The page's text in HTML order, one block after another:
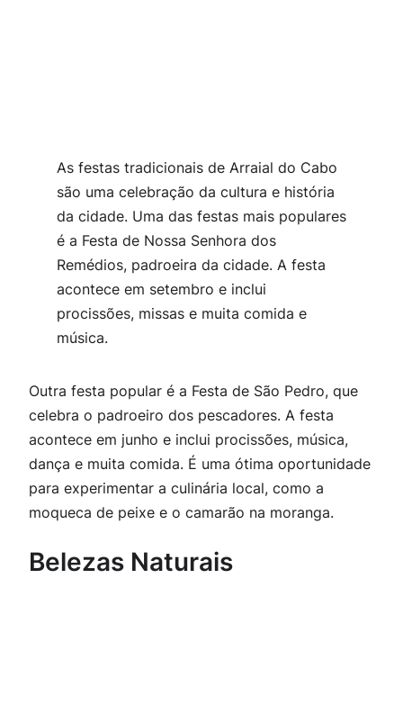
As festas tradicionais de Arraial do Cabo
são uma celebração da cultura e história
da cidade. Uma das festas mais populares
é a Festa de Nossa Senhora dos
Remédios, padroeira da cidade. A festa
acontece em setembro e inclui
procissões, missas e muita comida e
música.
Outra festa popular é a Festa de São Pedro, que
celebra o padroeiro dos pescadores. A festa
acontece em junho e inclui procissões, música,
dança e muita comida. É uma ótima oportunidade
para experimentar a culinária local, como a
moqueca de peixe e o camarão na moranga.
Belezas Naturais